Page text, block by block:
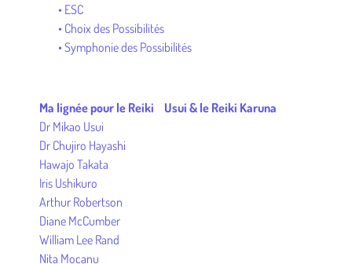
• ESC
• Choix des Possibilités
• Symphonie des Possibilités
Ma lignée pour le Reiki Usui & le Reiki Karuna
Dr Mikao Usui
Dr Chujiro Hayashi
Hawajo Takata
Iris Ushikuro
Arthur Robertson
Diane McCumber
William Lee Rand
Nita Mocanu